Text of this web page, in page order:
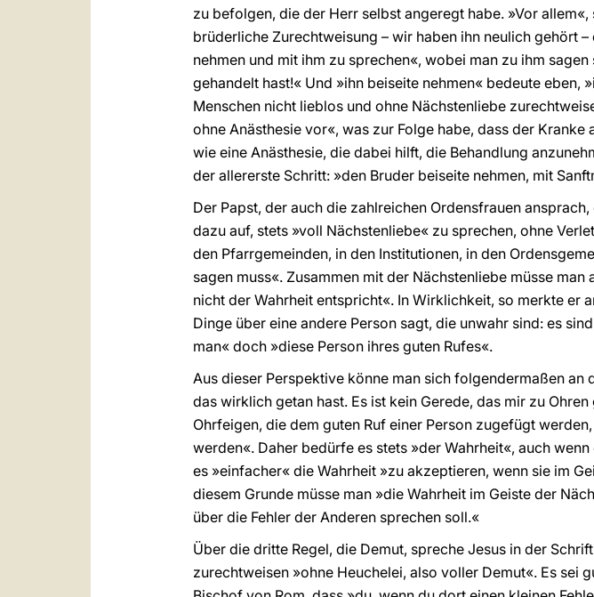
zu befolgen, die der Herr selbst angeregt habe. »Vor
brüderliche Zurechtweisung – wir haben ihn neulich gehört
nehmen und mit ihm zu sprechen«, wobei man zu ihm
gehandelt hast!« Und »ihn beiseite nehmen« bedeute eben,
Menschen nicht lieblos und ohne Nächstenliebe
ohne Anästhesie vor«, was zur Folge habe, dass der
wie eine Anästhesie, die dabei hilft, die Behandlung
der allererste Schritt: »den Bruder beiseite nehmen, mit
Der Papst, der auch die zahlreichen Ordensfrauen
dazu auf, stets »voll Nächstenliebe« zu sprechen, ohne
den Pfarrgemeinden, in den Institutionen, in den
sagen muss«. Zusammen mit der Nächstenliebe müsse
nicht der Wahrheit entspricht«. In Wirklichkeit, so merkte er
Dinge über eine andere Person sagt, die unwahr sind: es
man« doch »diese Person ihres guten Rufes«.
Aus dieser Perspektive könne man sich folgendermaßen
das wirklich getan hast. Es ist kein Gerede, das mir zu
Ohrfeigen, die dem guten Ruf einer Person zugefügt
werden«. Daher bedürfe es stets »der Wahrheit«, auch
es »einfacher« die Wahrheit »zu akzeptieren, wenn sie im
diesem Grunde müsse man »die Wahrheit im Geiste der
über die Fehler der Anderen sprechen soll.«
Über die dritte Regel, die Demut, spreche Jesus in der
zurechtweisen »ohne Heuchelei, also voller Demut«. Es sei